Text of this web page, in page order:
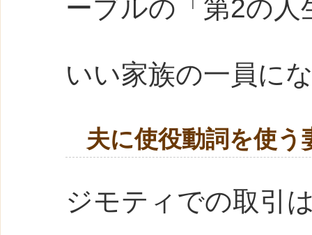
ーブルの「第2の人
いい家族の一員に
夫に使役動詞を使う
ジモティでの取引